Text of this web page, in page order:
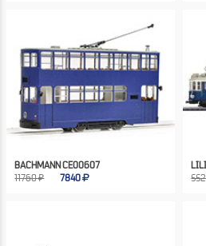
BACHMANN CE00607
11760 ₽
7840